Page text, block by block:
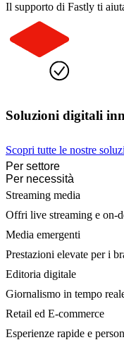
Il supporto di Fastly ti
Soluzioni digitali
Scopri tutte le nostre
Per settore
Per necessità
Streaming media
Offri live streaming e on-
Media emergenti
Prestazioni elevate per i
Editoria digitale
Giornalismo in tempo
Retail ed E-commerce
Esperienze rapide e